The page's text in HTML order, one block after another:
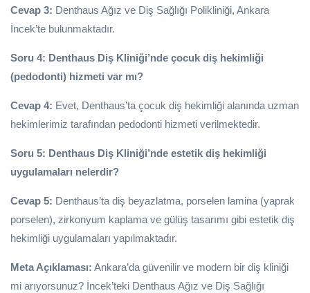
Cevap 3: Denthaus Ağız ve Diş Sağlığı Polikliniği, Ankara
İncek’te bulunmaktadır.
Soru 4: Denthaus Diş Kliniği’nde çocuk diş hekimliği
(pedodonti) hizmeti var mı?
Cevap 4: Evet, Denthaus’ta çocuk diş hekimliği alanında uzman
hekimlerimiz tarafından pedodonti hizmeti verilmektedir.
Soru 5: Denthaus Diş Kliniği’nde estetik diş hekimliği
uygulamaları nelerdir?
Cevap 5: Denthaus’ta diş beyazlatma, porselen lamina (yaprak
porselen), zirkonyum kaplama ve gülüş tasarımı gibi estetik diş
hekimliği uygulamaları yapılmaktadır.
Meta Açıklaması: Ankara’da güvenilir ve modern bir diş kliniği
mi arıyorsunuz? İncek’teki Denthaus Ağız ve Diş Sağlığı